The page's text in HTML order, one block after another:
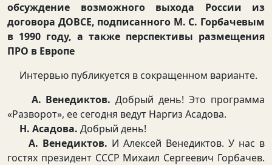
обсуждение возможного выхода России из
договора ДОВСЕ, подписанного М. С. Горбачевым
в 1990 году, а также перспективы размещения
ПРО в Европе
Интервью публикуется в сокращенном варианте.
А. Венедиктов. Добрый день! Это программа
«Разворот», ее сегодня ведут Наргиз Асадова.
Н. Асадова. Добрый день!
А. Венедиктов. И Алексей Венедиктов. У нас в
гостях президент СССР Михаил Сергеевич Горбачев.